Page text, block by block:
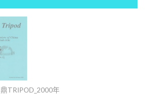
鼎TRIPOD_2000年